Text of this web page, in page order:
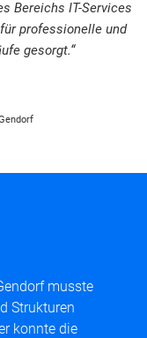
Bereichs IT-Services
professionelle und
gesorgt.“
musste
Strukturen
konnte die